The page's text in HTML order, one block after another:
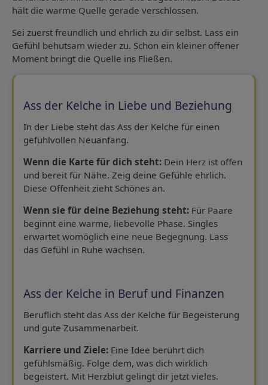
hält die warme Quelle gerade verschlossen.
Sei zuerst freundlich und ehrlich zu dir selbst. Lass ein
Gefühl behutsam wieder zu. Schon ein kleiner offener
Moment bringt die Quelle ins Fließen.
Ass der Kelche in Liebe und Beziehung
In der Liebe steht das Ass der Kelche für einen
gefühlvollen Neuanfang.
Wenn die Karte für dich steht: Dein Herz ist offen
und bereit für Nähe. Zeig deine Gefühle ehrlich.
Diese Offenheit zieht Schönes an.
Wenn sie für deine Beziehung steht: Für Paare
beginnt eine warme, liebevolle Phase. Singles
erwartet womöglich eine neue Begegnung. Lass
das Gefühl in Ruhe wachsen.
Ass der Kelche in Beruf und Finanzen
Beruflich steht das Ass der Kelche für Begeisterung
und gute Zusammenarbeit.
Karriere und Ziele: Eine Idee berührt dich
gefühlsmäßig. Folge dem, was dich wirklich
begeistert. Mit Herzblut gelingt dir jetzt vieles.